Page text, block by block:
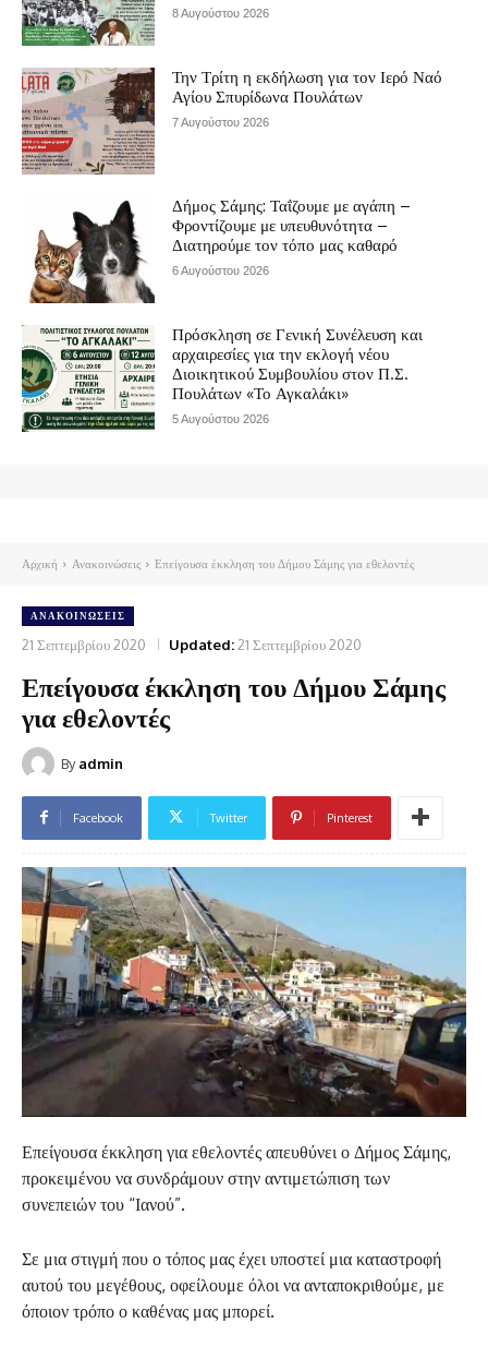
8 Αυγούστου 2026
Την Τρίτη η εκδήλωση για τον Ιερό Ναό
Αγίου Σπυρίδωνα Πουλάτων
7 Αυγούστου 2026
Δήμος Σάμης: Ταΐζουμε με αγάπη –
Φροντίζουμε με υπευθυνότητα –
Διατηρούμε τον τόπο μας καθαρό
6 Αυγούστου 2026
Πρόσκληση σε Γενική Συνέλευση και
αρχαιρεσίες για την εκλογή νέου
Διοικητικού Συμβουλίου στον Π.Σ.
Πουλάτων «Το Αγκαλάκι»
5 Αυγούστου 2026